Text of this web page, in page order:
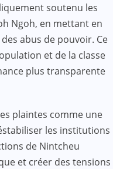
soutenu les
Ngoh, en mettant en
abus de pouvoir. Ce
et de la classe
plus transparente
plaintes comme une
les institutions
de Nintcheu
et créer des tensions